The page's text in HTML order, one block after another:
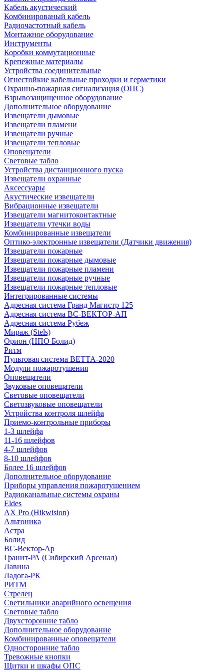
Кабель акустический
Комбинированый кабель
Радиочастотный кабель
Монтажное оборудование
Инструменты
Коробки коммутационные
Крепежные материалы
Устройства соединительные
Огнестойкие кабельные проходки и герметики
Охранно-пожарная сигнализация (ОПС)
Взрывозащищенное оборудование
Дополнительное оборудование
Извещатели дымовые
Извещатели пламени
Извещатели ручные
Извещатели тепловые
Оповещатели
Световые табло
Устройства дистанционного пуска
Извещатели охранные
Аксессуары
Акустические извещатели
Вибрационные извещатели
Извещатели магнитоконтактные
Извещатели утечки воды
Комбинированные извещатели
Оптико-электронные извещатели (Датчики движения)
Извещатели пожарные
Извещатели пожарные дымовые
Извещатели пожарные пламени
Извещатели пожарные ручные
Извещатели пожарные тепловые
Интегрированные системы
Адресная система Гранд Магистр 125
Адресная система ВС-ВЕКТОР-АП
Адресная система Рубеж
Мираж (Stels)
Орион (НПО Болид)
Ритм
Пультовая система ВЕТТА-2020
Модули пожаротушения
Оповещатели
Звуковые оповещатели
Световые оповещатели
Светозвуковые оповещатели
Устройства контроля шлейфа
Приемо-контрольные приборы
1-3 шлейфа
11-16 шлейфов
4-7 шлейфов
8-10 шлейфов
Более 16 шлейфов
Дополнительное оборудование
Приборы управления пожаротушением
Радиоканальные системы охраны
Eldes
AX Pro (Hikwision)
Альтоника
Астра
Болид
ВС-Вектор-Ар
Гранит-РА (Сибирский Арсенал)
Лавина
Ладога-РК
РИТМ
Стрелец
Светильники аварийного освещения
Световые табло
Двухсторонние табло
Дополнительное оборудование
Комбинированные оповещатели
Односторонние табло
Тревожные кнопки
Щитки и шкафы ОПС